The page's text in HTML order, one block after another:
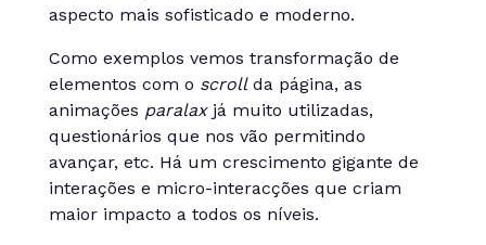
aspecto mais sofisticado e moderno.
Como exemplos vemos transformação de
elementos com o scrollda página, as
animações paralaxjá muito utilizadas,
questionários que nos vão permitindo
avançar, etc. Há um crescimento gigante de
interações e micro-interacções que criam
maior impacto a todos os níveis.